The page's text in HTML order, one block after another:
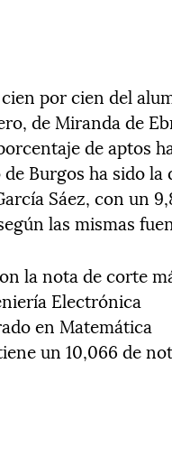
por cien del
de Miranda de
de aptos
Burgos ha sido la
Sáez, con un
las mismas
la nota de corte
Electrónica
en Matemática
un 10,066 de